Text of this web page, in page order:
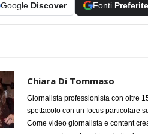
Google Discover Fonti Preferite
Chiara Di Tommaso
Giornalista professionista con oltre
spettacolo con un focus particolare
Come video giornalista e content